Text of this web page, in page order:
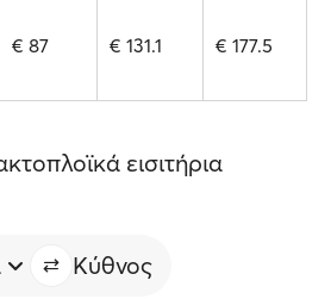
€ 87 € 131.1 € 177.5
εισιτήρια
Κύθνος